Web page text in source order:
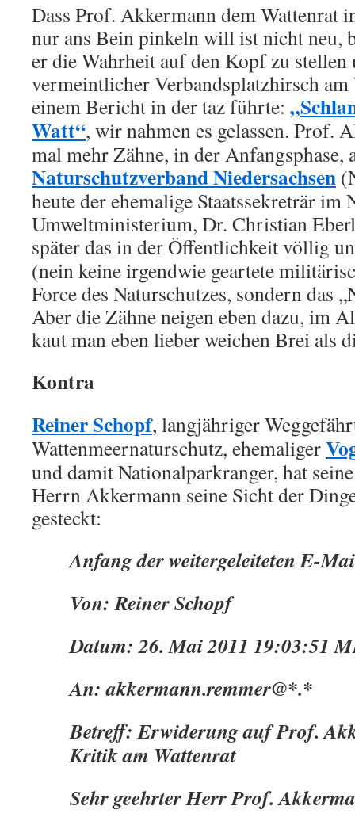
Dass Prof. Akkermann dem Wattenrat
nur ans Bein pinkeln will ist nicht neu,
er die Wahrheit auf den Kopf zu stellen
vermeintlicher Verbandsplatzhirsch am
einem Bericht in der taz führte:
Watt“, wir nahmen es gelassen. Prof.
mal mehr Zähne, in der Anfangsphase,
Naturschutzverband Niedersachsen
heute der ehemalige Staatssekreträr im
Umweltministerium, Dr. Christian
später das in der Öffentlichkeit völlig
(nein keine irgendwie geartete
Force des Naturschutzes, sondern das
Aber die Zähne neigen eben dazu, im
kaut man eben lieber weichen Brei als
Kontra
Reiner Schopf, langjähriger
Wattenmeernaturschutz, ehemaliger
und damit Nationalparkranger, hat
Herrn Akkermann seine Sicht der
gesteckt:
Anfang der weitergeleiteten E-
Von: Reiner Schopf
Datum: 26. Mai 2011 19:03:51
An: akkermann.remmer@*.*
Betreff: Erwiderung auf Prof.
Kritik am Wattenrat
Sehr geehrter Herr Prof.